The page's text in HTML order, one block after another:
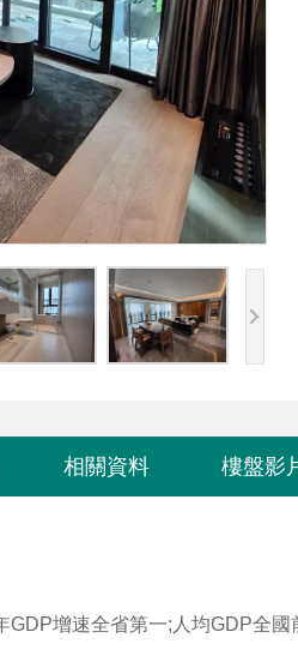
相關資料 樓盤影
增速全省第一;人均GDP全